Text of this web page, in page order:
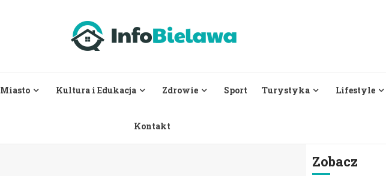
Miasto Kultura i Edukacja Zdrowie Sport Turystyka Lifestyle
Kontakt
Zobacz